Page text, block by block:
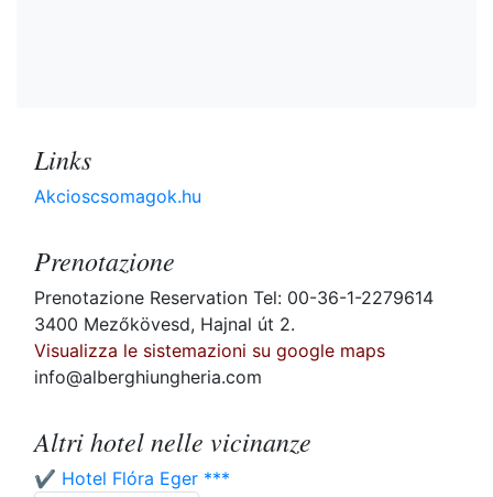
Links
Akcioscsomagok.hu
Prenotazione
Prenotazione Reservation Tel: 00-36-1-2279614
3400 Mezőkövesd, Hajnal út 2.
Visualizza le sistemazioni su google maps
info@alberghiungheria.com
Altri hotel nelle vicinanze
✔️ Hotel Flóra Eger ***